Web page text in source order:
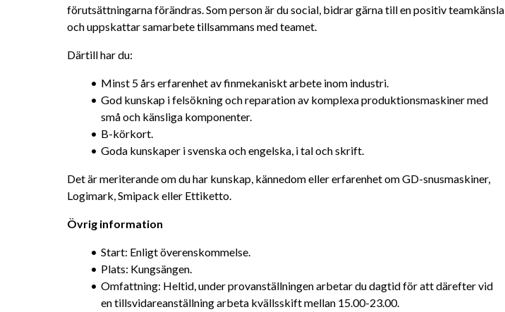
förutsättningarna förändras. Som person är du social, bidrar gärna till en positiv teamkänsla
och uppskattar samarbete tillsammans med teamet.
Därtill har du:
Minst 5 års erfarenhet av finmekaniskt arbete inom industri.
God kunskap i felsökning och reparation av komplexa produktionsmaskiner med
små och känsliga komponenter.
B-körkort.
Goda kunskaper i svenska och engelska, i tal och skrift.
Det är meriterande om du har kunskap, kännedom eller erfarenhet om GD-snusmaskiner,
Logimark, Smipack eller Ettiketto.
Övrig information
Start: Enligt överenskommelse.
Plats: Kungsängen.
Omfattning: Heltid, under provanställningen arbetar du dagtid för att därefter vid
en tillsvidareanställning arbeta kvällsskift mellan 15.00-23.00.